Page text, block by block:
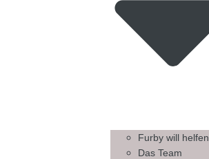
Furby will helfen
Das Team